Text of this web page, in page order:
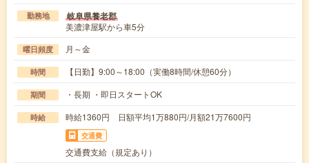
勤務地 岐阜県養老郡
美濃津屋駅から車5分
曜日頻度 月～金
時間 【日勤】9:00～18:00（実働8時間/休憩60分）
期間 ・長期 ・即日スタートOK
時給 時給1360円 日額平均1万880円/月額21万7600円
交通費
交通費支給（規定あり）